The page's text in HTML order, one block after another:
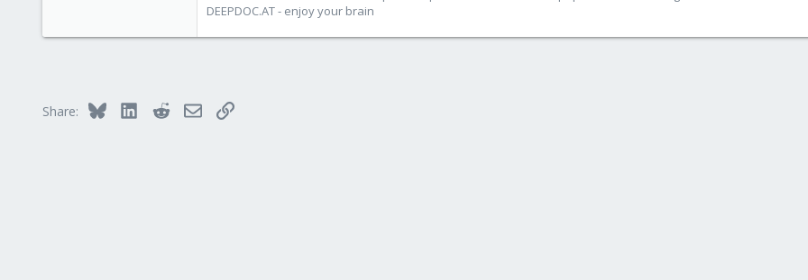
deepdoc.at
DEEPDOC.AT - enjoy your brain
Share: Bluesky LinkedInRedditEmailLink